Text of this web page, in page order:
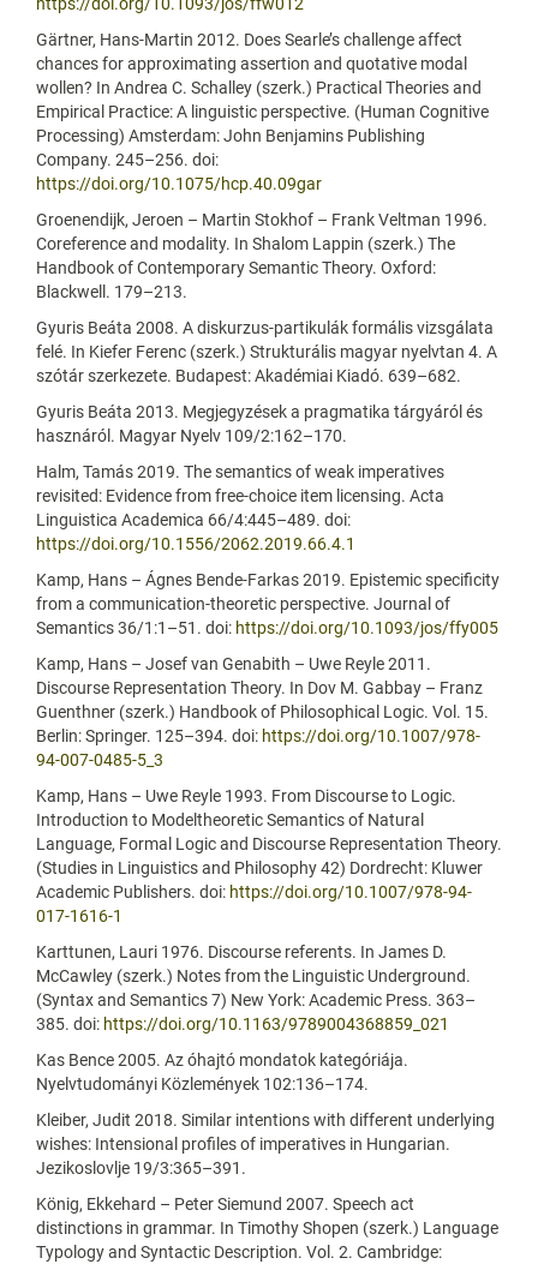
https://doi.org/10.1093/jos/ffw012
Gärtner, Hans-Martin 2012. Does Searle’s challenge affect
chances for approximating assertion and quotative modal
wollen? In Andrea C. Schalley (szerk.) Practical Theories and
Empirical Practice: A linguistic perspective. (Human Cognitive
Processing) Amsterdam: John Benjamins Publishing
Company. 245–256. doi:
https://doi.org/10.1075/hcp.40.09gar
Groenendijk, Jeroen – Martin Stokhof – Frank Veltman 1996.
Coreference and modality. In Shalom Lappin (szerk.) The
Handbook of Contemporary Semantic Theory. Oxford:
Blackwell. 179–213.
Gyuris Beáta 2008. A diskurzus-partikulák formális vizsgálata
felé. In Kiefer Ferenc (szerk.) Strukturális magyar nyelvtan 4. A
szótár szerkezete. Budapest: Akadémiai Kiadó. 639–682.
Gyuris Beáta 2013. Megjegyzések a pragmatika tárgyáról és
hasznáról. Magyar Nyelv 109/2:162–170.
Halm, Tamás 2019. The semantics of weak imperatives
revisited: Evidence from free-choice item licensing. Acta
Linguistica Academica 66/4:445–489. doi:
https://doi.org/10.1556/2062.2019.66.4.1
Kamp, Hans – Ágnes Bende-Farkas 2019. Epistemic specificity
from a communication-theoretic perspective. Journal of
Semantics 36/1:1–51. doi: https://doi.org/10.1093/jos/ffy005
Kamp, Hans – Josef van Genabith – Uwe Reyle 2011.
Discourse Representation Theory. In Dov M. Gabbay – Franz
Guenthner (szerk.) Handbook of Philosophical Logic. Vol. 15.
Berlin: Springer. 125–394. doi: https://doi.org/10.1007/978-
94-007-0485-5_3
Kamp, Hans – Uwe Reyle 1993. From Discourse to Logic.
Introduction to Modeltheoretic Semantics of Natural
Language, Formal Logic and Discourse Representation Theory.
(Studies in Linguistics and Philosophy 42) Dordrecht: Kluwer
Academic Publishers. doi: https://doi.org/10.1007/978-94-
017-1616-1
Karttunen, Lauri 1976. Discourse referents. In James D.
McCawley (szerk.) Notes from the Linguistic Underground.
(Syntax and Semantics 7) New York: Academic Press. 363–
385. doi: https://doi.org/10.1163/9789004368859_021
Kas Bence 2005. Az óhajtó mondatok kategóriája.
Nyelvtudományi Közlemények 102:136–174.
Kleiber, Judit 2018. Similar intentions with different underlying
wishes: Intensional profiles of imperatives in Hungarian.
Jezikoslovlje 19/3:365–391.
König, Ekkehard – Peter Siemund 2007. Speech act
distinctions in grammar. In Timothy Shopen (szerk.) Language
Typology and Syntactic Description. Vol. 2. Cambridge: